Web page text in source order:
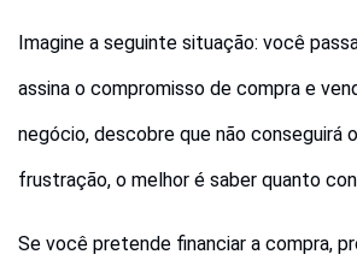
Imagine a seguinte situação: você
assina o compromisso de compra e
negócio, descobre que não conseguirá
frustração, o melhor é saber quanto
Se você pretende financiar a compra,